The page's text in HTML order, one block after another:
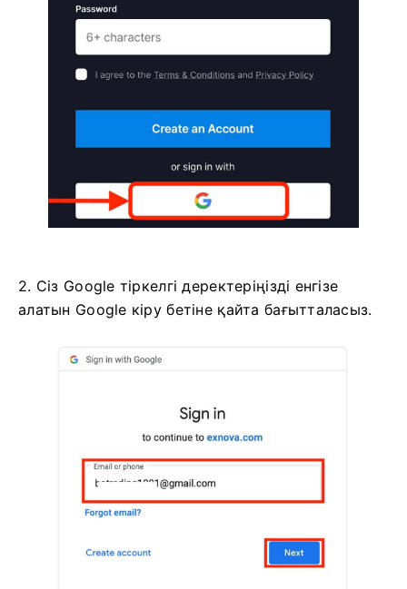
2. Сіз Google тіркелгі деректеріңізді енгізе
алатын Google кіру бетіне қайта бағытталасыз.